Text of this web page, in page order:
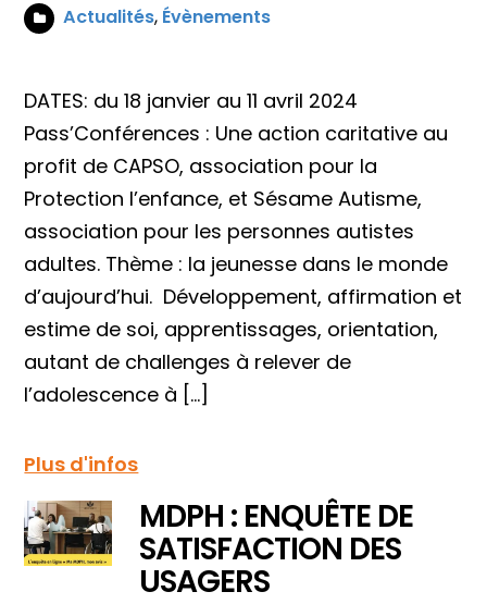
Actualités, Évènements
DATES: du 18 janvier au 11 avril 2024
Pass’Conférences : Une action caritative au
profit de CAPSO, association pour la
Protection l’enfance, et Sésame Autisme,
association pour les personnes autistes
adultes. Thème : la jeunesse dans le monde
d’aujourd’hui. Développement, affirmation et
estime de soi, apprentissages, orientation,
autant de challenges à relever de
l’adolescence à […]
Plus d'infos
MDPH : ENQUÊTE DE
SATISFACTION DES
USAGERS